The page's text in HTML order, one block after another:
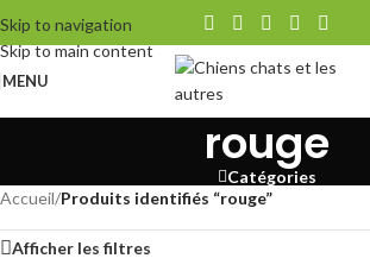
Skip to navigation
Skip to main content
MENU
rouge
Catégories
Accueil/Produits identifiés “rouge”
Afficher les filtres